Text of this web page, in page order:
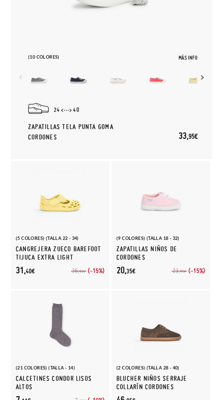
(10 COLORES) MÁS INFO
24 40
ZAPATILLAS TELA PUNTA GOMA
CORDONES
33,95€
(5 COLORES) (TALLA 22 - 34)
CANGREJERA ZUECO BAREFOOT
TIJUCA EXTRA LIGHT
36,95€ (-15%)
31,40€
(9 COLORES) (TALLA 18 - 32)
ZAPATILLAS NIÑOS DE
CORDONES
23,95€ (-15%)
20,35€
(21 COLORES) (TALLA - 14)
CALCETINES CONDOR LISOS
ALTOS
(2 COLORES) (TALLA 28 - 40)
BLUCHER NIÑOS SERRAJE
COLLARÍN CORDONES